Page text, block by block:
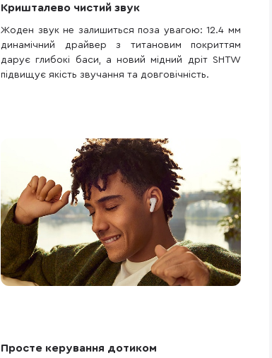
Кришталево чистий звук
Жоден звук не залишиться поза увагою: 12.4 мм
динамічний драйвер з титановим покриттям
дарує глибокі баси, а новий мідний дріт SHTW
підвищує якість звучання та довговічність.
Просте керування дотиком